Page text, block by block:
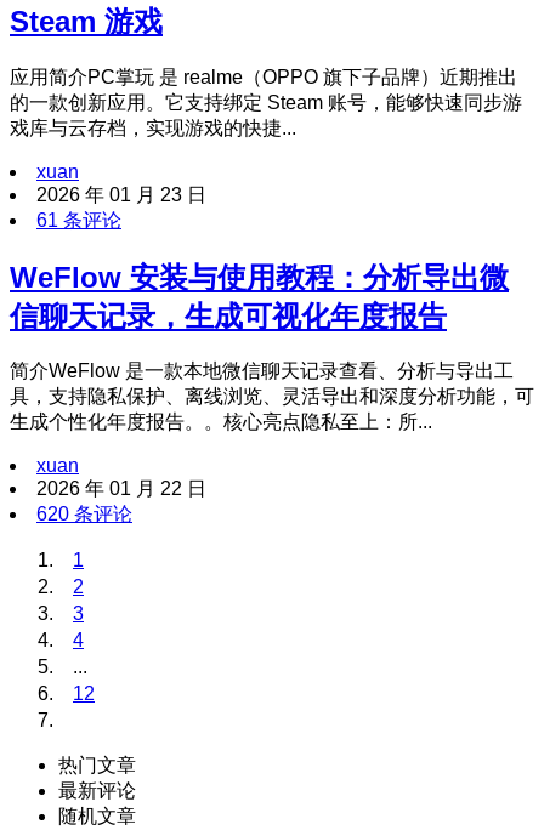
Steam 游戏
应用简介PC掌玩 是 realme（OPPO 旗下子品牌）近期推出
的一款创新应用。它支持绑定 Steam 账号，能够快速同步游
戏库与云存档，实现游戏的快捷...
xuan
2026 年 01 月 23 日
61 条评论
WeFlow 安装与使用教程：分析导出微
信聊天记录，生成可视化年度报告
简介WeFlow 是一款本地微信聊天记录查看、分析与导出工
具，支持隐私保护、离线浏览、灵活导出和深度分析功能，可
生成个性化年度报告。。核心亮点隐私至上：所...
xuan
2026 年 01 月 22 日
620 条评论
1
2
3
4
...
12
热门文章
最新评论
随机文章